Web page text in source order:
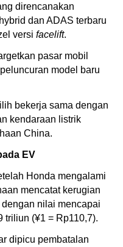
direncanakan
dan ADAS terbaru
versi facelift.
pasar mobil
model baru
bekerja sama dengan
kendaraan listrik
China.
EV
Honda mengalami
mencatat kerugian
nilai mencapai
triliun (¥1 = Rp110,7).
dipicu pembatalan